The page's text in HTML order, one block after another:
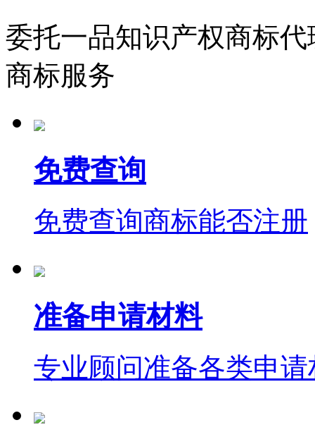
委托一品知识产权商标
商标服务
免费查询
免费查询商标能否注册
准备申请材料
专业顾问准备各类申请